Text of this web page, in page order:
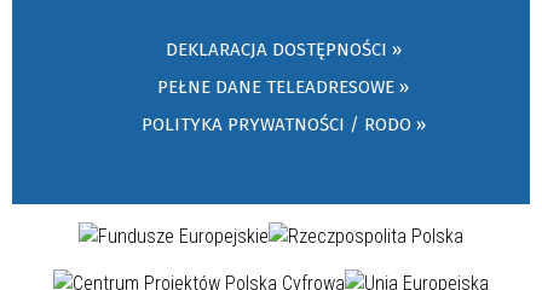
DEKLARACJA DOSTĘPNOŚCI »
PEŁNE DANE TELEADRESOWE »
POLITYKA PRYWATNOŚCI / RODO »